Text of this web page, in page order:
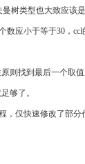
树类型也大致应该
数应小于等于30，
则找到最后一个取值
够了。
，仅快速修改了部分